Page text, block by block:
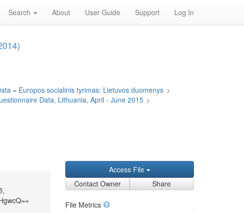
Search About User Guide Support Log In
= Europos socialinis tyrimas: Lietuvos duomenys >
Data, Lithuania, April - June 2015 >
,
Access File
Contact Owner
Share
File Metrics